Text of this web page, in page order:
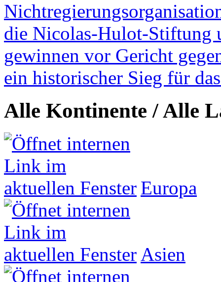
die Nicolas-Hulot-Stiftung
gewinnen vor Gericht
ein historischer Sieg für
Alle Kontinente / Alle
Europa
Asien